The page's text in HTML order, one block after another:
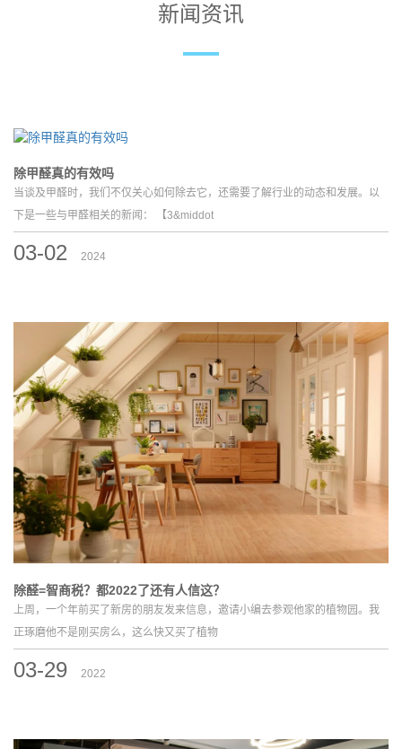
新闻资讯
除甲醛真的有效吗
当谈及甲醛时，我们不仅关心如何除去它，还需要了解行业的动态和发展。以
下是一些与甲醛相关的新闻： 【3&middot
03-02 2024
除醛=智商税？都2022了还有人信这？
上周，一个年前买了新房的朋友发来信息，邀请小编去参观他家的植物园。我
正琢磨他不是刚买房么，这么快又买了植物
03-29 2022